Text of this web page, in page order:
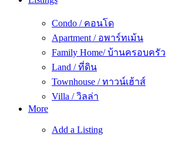
Condo / คอนโด
Apartment / อพาร์ทเม้น
Family Home/ บ้านครอบครัว
Land / ที่ดิน
Townhouse / ทาวน์เฮ้าส์
Villa / วิลล่า
More
Add a Listing